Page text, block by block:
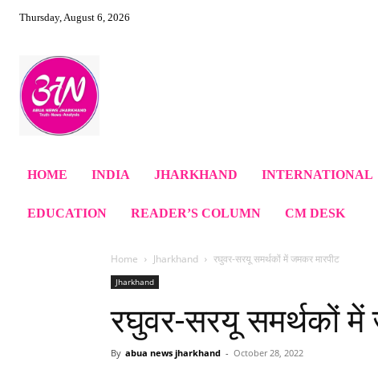
Thursday, August 6, 2026
HOME INDIA JHARKHAND INTERNATIONAL
EDUCATION READER’S COLUMN CM DESK
Home Jharkhand रघुवर-सरयू समर्थकों में जमकर मारपीट
Jharkhand
रघुवर-सरयू समर्थकों में
By abua news jharkhand - October 28, 2022